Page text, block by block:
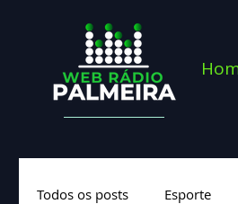
Todos os posts Esporte